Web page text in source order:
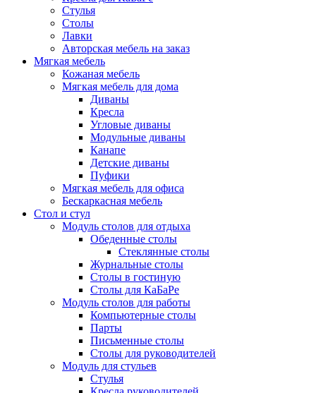
Стулья
Столы
Лавки
Авторская мебель на заказ
Мягкая мебель
Кожаная мебель
Мягкая мебель для дома
Диваны
Кресла
Угловые диваны
Модульные диваны
Канапе
Детские диваны
Пуфики
Мягкая мебель для офиса
Бескаркасная мебель
Стол и стул
Модуль столов для отдыха
Обеденные столы
Стеклянные столы
Журнальные столы
Столы в гостиную
Столы для КаБаРе
Модуль столов для работы
Компьютерные столы
Парты
Письменные столы
Столы для руководителей
Модуль для стульев
Стулья